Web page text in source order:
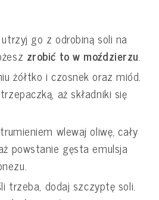
go z odrobiną soli na
zrobić to w moździerzu.
żółtko i czosnek oraz miód.
aż składniki się
wlewaj oliwę, cały
powstanie gęsta emulsja
trzeba, dodaj szczyptę soli.